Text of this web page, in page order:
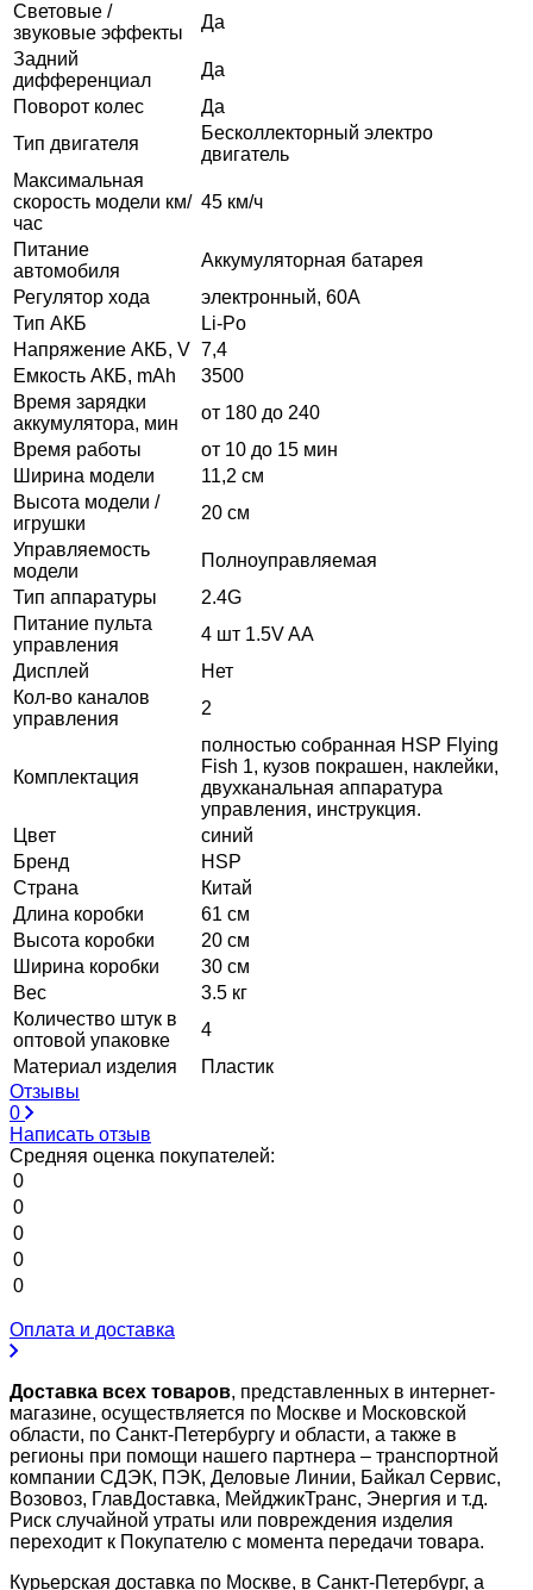
Световые /
звуковые эффекты
Да
Задний
дифференциал
Да
Поворот колес
Да
Тип двигателя
Бесколлекторный электро
двигатель
Максимальная
скорость модели км/
час
45 км/ч
Питание
автомобиля
Аккумуляторная батарея
Регулятор хода
электронный, 60А
Тип АКБ
Li-Po
Напряжение АКБ, V 7,4
Емкость АКБ, mAh
3500
Время зарядки
аккумулятора, мин
от 180 до 240
Время работы
от 10 до 15 мин
Ширина модели
11,2 см
Высота модели /
игрушки
20 см
Управляемость
модели
Полноуправляемая
Тип аппаратуры
2.4G
Питание пульта
управления
4 шт 1.5V AA
Дисплей
Нет
Кол-во каналов
управления
2
Комплектация
полностью собранная HSP Flying
Fish 1, кузов покрашен, наклейки,
двухканальная аппаратура
управления, инструкция.
Цвет
синий
Бренд
HSP
Страна
Китай
Длина коробки
61 см
Высота коробки
20 см
Ширина коробки
30 см
Вес
3.5 кг
Количество штук в
оптовой упаковке
4
Материал изделия
Пластик
Отзывы
0
Написать отзыв
Средняя оценка покупателей:
0
0
0
0
0
Оплата и доставка
Доставка всех товаров, представленных в интернет-
магазине, осуществляется по Москве и Московской
области, по Санкт-Петербургу и области, а также в
регионы при помощи нашего партнера – транспортной
компании СДЭК, ПЭК, Деловые Линии, Байкал Сервис,
Возовоз, ГлавДоставка, МейджикТранс, Энергия и т.д.
Риск случайной утраты или повреждения изделия
переходит к Покупателю с момента передачи товара.
Курьерская доставка по Москве, в Санкт-Петербург, а